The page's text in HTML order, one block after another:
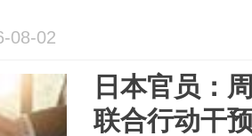
08-02
日本官员：
联合行动干